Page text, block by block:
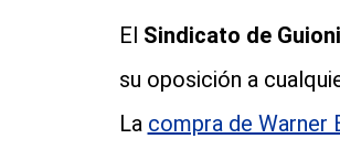
El Sindicato de
su oposición a
La compra de Warner